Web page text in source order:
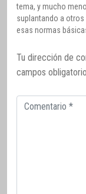
tema, y mucho
suplantando a
esas normas
Tu dirección de
campos
Comentario